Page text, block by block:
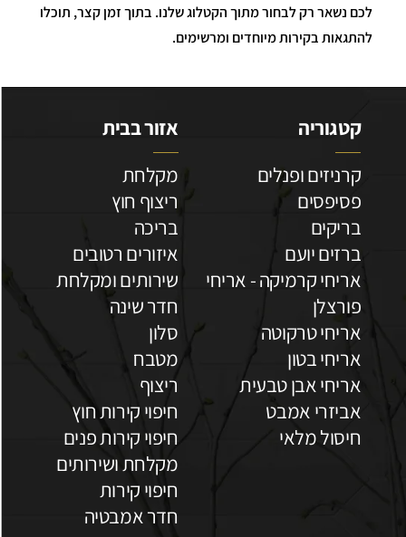
לכם נשאר רק לבחור מתוך הקטלוג שלנו. בתוך זמן קצר, תוכלו
להתגאות בקירות מיוחדים ומרשימים.
קטגוריה
קרניזים ופנלים
פסיפסים
בריקים
ברזים יועם
אריחי קרמיקה - אריחי
פורצלן
אריחי טרקוטה
אריחי בטון
אריחי אבן טבעית
אביזרי אמבט
חיסול מלאי
אזור בבית
מקלחת
ריצוף חוץ
בריכה
איזורים רטובים
שירותים ומקלחת
חדר שינה
סלון
מטבח
ריצוף
חיפוי קירות חוץ
חיפוי קירות פנים
מקלחת ושירותים
חיפוי קירות
חדר אמבטיה